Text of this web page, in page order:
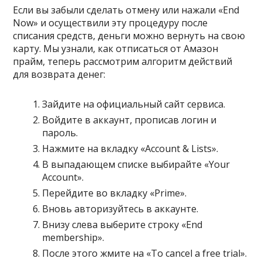
Если вы забыли сделать отмену или нажали «End
Now» и осуществили эту процедуру после
списания средств, деньги можно вернуть на свою
карту. Мы узнали, как отписаться от Амазон
прайм, теперь рассмотрим алгоритм действий
для возврата денег:
Зайдите на официальный сайт сервиса.
Войдите в аккаунт, прописав логин и
пароль.
Нажмите на вкладку «Account & Lists».
В выпадающем списке выбирайте «Your
Account».
Перейдите во вкладку «Prime».
Вновь авторизуйтесь в аккаунте.
Внизу слева выберите строку «End
membership».
После этого жмите на «To cancel a free trial».